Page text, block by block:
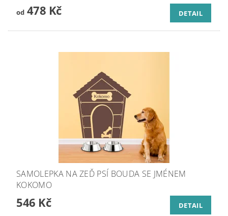
od478 Kč DETAIL
SAMOLEPKA NA ZEĎ PSÍ BOUDA SE JMÉNEM
KOKOMO
546 Kč DETAIL